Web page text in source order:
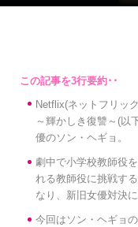
Netflix(ネットフリッ
～輝かしき復讐～(以
優のソン・ヘギョ。
劇中で小学校教師役
れる教師役に挑戦す
なり、新旧女優対決
今回はソン・ヘギョ